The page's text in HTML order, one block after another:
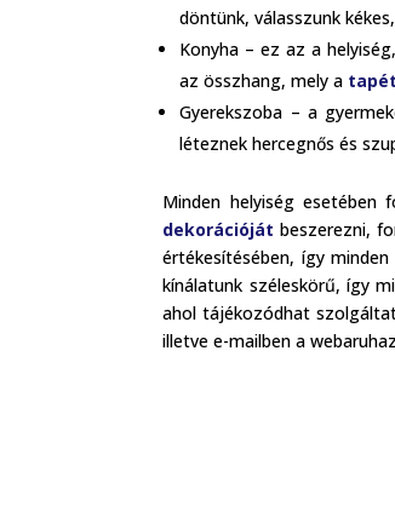
döntünk, válasszunk
Konyha – ez az a
az összhang, mely a
Gyerekszoba – a
léteznek hercegnős és
Minden helyiség esetében
dekorációját beszerezni,
értékesítésében, így
kínálatunk széleskörű, így
ahol tájékozódhat
illetve e-mailben a